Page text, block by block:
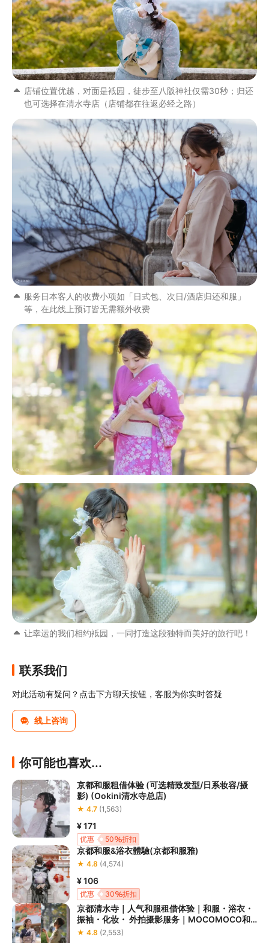
店铺位置优越，对面是袛园，徒步至八阪神社仅需30秒；归还
也可选择在清水寺店（店铺都在往返必经之路）
服务日本客人的收费小项如「日式包、次日/酒店归还和服」
等，在此线上预订皆无需额外收费
让幸运的我们相约袛园，一同打造这段独特而美好的旅行吧！
联系我们
对此活动有疑问？点击下方聊天按钮，客服为你实时答疑
线上咨询
你可能也喜欢...
京都和服租借体验 (可选精致发型/日系妆容/摄
影) (Ookini清水寺总店)
★ 4.7 (1,563)
¥ 171
50 折扣
优惠
京都和服&浴衣體驗(京都和服雅)
★ 4.8 (4,574)
¥ 106
30 折扣
优惠
京都清水寺｜人气和服租借体验｜和服・浴衣・
振袖・化妆・ 外拍摄影服务｜MOCOMOCO和
服清水寺店
★ 4.8 (2,553)